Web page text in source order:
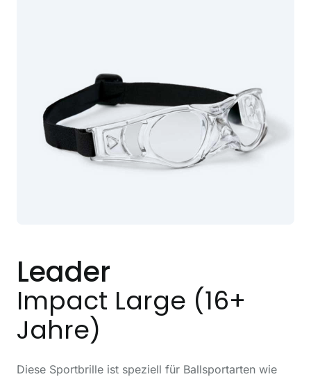
Leader
Impact Large (16+
Jahre)
Diese Sportbrille ist speziell für Ballsportarten wie